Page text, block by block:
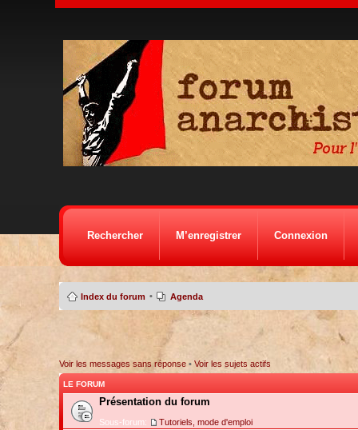
Rechercher M’enregistrer Connexion
Index du forum • Agenda
Voir les messages sans réponse• Voir les sujets actifs
LE FORUM
Présentation du forum
Sous-forum: Tutoriels, mode d'emploi